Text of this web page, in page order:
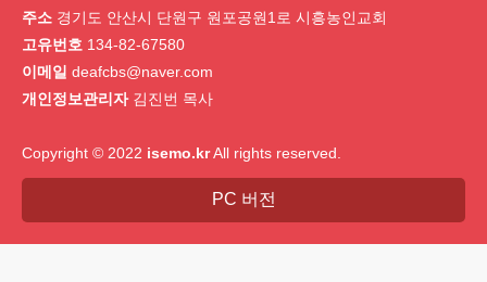
주소 경기도 안산시 단원구 원포공원1로 시흥농인교회
고유번호 134-82-67580
이메일 deafcbs@naver.com
개인정보관리자김진번 목사
Copyright © 2022 isemo.krAll rights reserved.
PC 버전